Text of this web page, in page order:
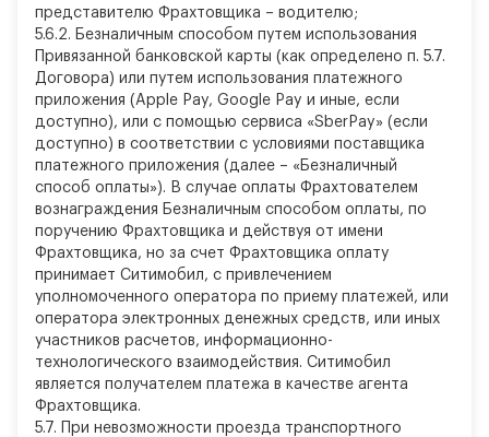
представителю Фрахтовщика – водителю;
5.6.2. Безналичным способом путем использования
Привязанной банковской карты (как определено п. 5.7.
Договора) или путем использования платежного
приложения (Apple Pay, Google Pay и иные, если
доступно), или с помощью сервиса «SberPay» (если
доступно) в соответствии с условиями поставщика
платежного приложения (далее – «Безналичный
способ оплаты»). В случае оплаты Фрахтователем
вознаграждения Безналичным способом оплаты, по
поручению Фрахтовщика и действуя от имени
Фрахтовщика, но за счет Фрахтовщика оплату
принимает Ситимобил, с привлечением
уполномоченного оператора по приему платежей, или
оператора электронных денежных средств, или иных
участников расчетов, информационно-
технологического взаимодействия. Ситимобил
является получателем платежа в качестве агента
Фрахтовщика.
5.7. При невозможности проезда транспортного